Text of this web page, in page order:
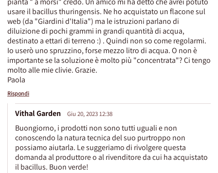
usare il bacillus thuringensis. Ne ho acquistato un flacone sul
web (da "Giardini d'Italia") ma le istruzioni parlano di
diluizione di pochi grammi in grandi quantità di acqua,
destinato a ettari di terreno :) . Quindi non so come regolarmi.
Io userò uno spruzzino, forse mezzo litro di acqua. O non è
importante se la soluzione è molto più "concentrata"? Ci tengo
molto alle mie clivie. Grazie.
Paola
Rispondi
Vithal Garden Giu 20, 2023 12:38
Buongiorno, i prodotti non sono tutti uguali e non
conoscendo la natura tecnica del suo purtroppo non
possiamo aiutarla. Le suggeriamo di rivolgere questa
domanda al produttore o al rivenditore da cui ha acquistato
il bacillus. Buon verde!